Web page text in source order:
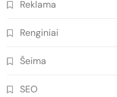
Reklama
Renginiai
Šeima
SEO